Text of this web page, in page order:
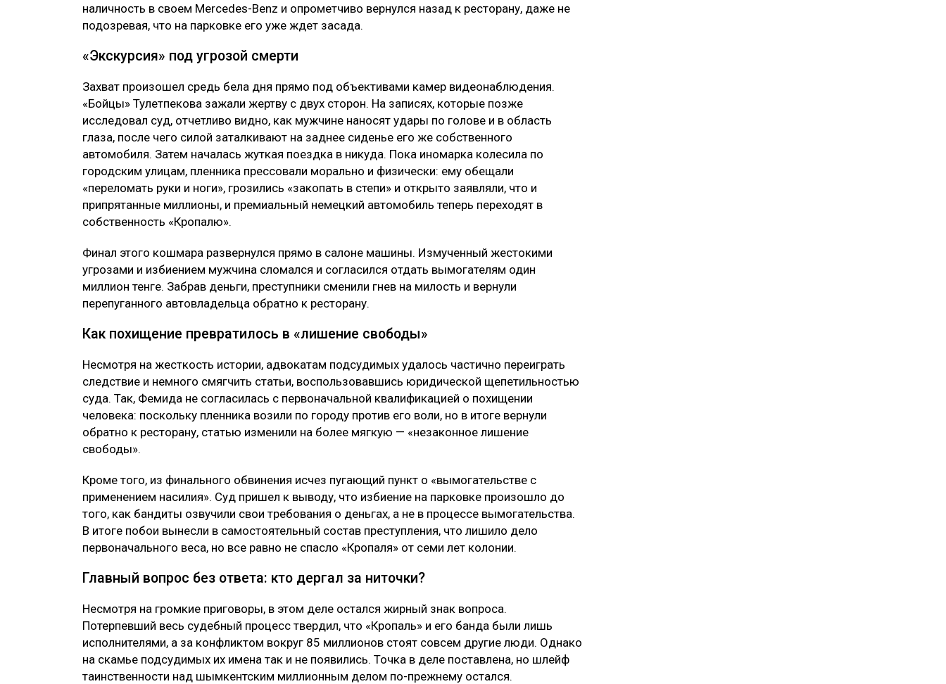
наличность в своем Mercedes-Benz и опрометчиво вернулся назад к ресторану, даже не
подозревая, что на парковке его уже ждет засада.
«Экскурсия» под угрозой смерти
Захват произошел средь бела дня прямо под объективами камер видеонаблюдения.
«Бойцы» Тулетпекова зажали жертву с двух сторон. На записях, которые позже
исследовал суд, отчетливо видно, как мужчине наносят удары по голове и в область
глаза, после чего силой заталкивают на заднее сиденье его же собственного
автомобиля. Затем началась жуткая поездка в никуда. Пока иномарка колесила по
городским улицам, пленника прессовали морально и физически: ему обещали
«переломать руки и ноги», грозились «закопать в степи» и открыто заявляли, что и
припрятанные миллионы, и премиальный немецкий автомобиль теперь переходят в
собственность «Кропалю».
Финал этого кошмара развернулся прямо в салоне машины. Измученный жестокими
угрозами и избиением мужчина сломался и согласился отдать вымогателям один
миллион тенге. Забрав деньги, преступники сменили гнев на милость и вернули
перепуганного автовладельца обратно к ресторану.
Как похищение превратилось в «лишение свободы»
Несмотря на жесткость истории, адвокатам подсудимых удалось частично переиграть
следствие и немного смягчить статьи, воспользовавшись юридической щепетильностью
суда. Так, Фемида не согласилась с первоначальной квалификацией о похищении
человека: поскольку пленника возили по городу против его воли, но в итоге вернули
обратно к ресторану, статью изменили на более мягкую — «незаконное лишение
свободы».
Кроме того, из финального обвинения исчез пугающий пункт о «вымогательстве с
применением насилия». Суд пришел к выводу, что избиение на парковке произошло до
того, как бандиты озвучили свои требования о деньгах, а не в процессе вымогательства.
В итоге побои вынесли в самостоятельный состав преступления, что лишило дело
первоначального веса, но все равно не спасло «Кропаля» от семи лет колонии.
Главный вопрос без ответа: кто дергал за ниточки?
Несмотря на громкие приговоры, в этом деле остался жирный знак вопроса.
Потерпевший весь судебный процесс твердил, что «Кропаль» и его банда были лишь
исполнителями, а за конфликтом вокруг 85 миллионов стоят совсем другие люди. Однако
на скамье подсудимых их имена так и не появились. Точка в деле поставлена, но шлейф
таинственности над шымкентским миллионным делом по-прежнему остался.